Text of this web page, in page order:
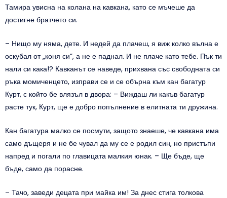
Тамира увисна на колана на кавкана, като се мъчеше да
достигне братчето си.
– Нищо му няма, дете. И недей да плачеш, я виж колко вълна е
оскубал от „коня си”, а не е паднал. И не плаче като тебе. Пък ти
нали си кака!? Кавканът се наведе, прихвана със свободната си
ръка момиченцето, изправи се и се обърна към кан багатур
Курт, с който бе влязъл в двора: – Виждаш ли какъв багатур
расте тук, Курт, ще е добро попълнение в елитната ти дружина.
Кан багатура малко се посмути, защото знаеше, че кавкана има
само дъщеря и не бе чувал да му се е родил син, но пристъпи
напред и погали по главицата малкия юнак. – Ще бъде, ще
бъде, само да порасне.
– Тачо, заведи децата при майка им! За днес стига толкова